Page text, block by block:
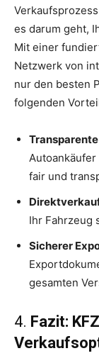
es darum geht,
Mit einer
Netzwerk von
nur den besten
folgenden
fair und
Ihr Fahrzeug
Sicherer
gesamten
4. Fazit: